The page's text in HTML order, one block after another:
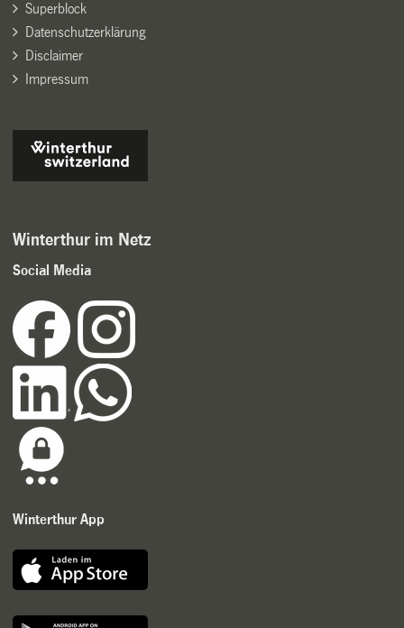
Superblock
Datenschutzerklärung
Disclaimer
Impressum
Winterthur im Netz
Social Media
Winterthur App